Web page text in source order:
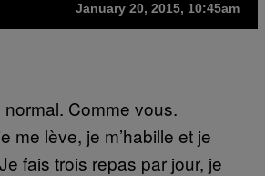
January 20, 2015, 10:45am
Comme vous.
me lève, je m’habille et je
fais trois repas par jour, je